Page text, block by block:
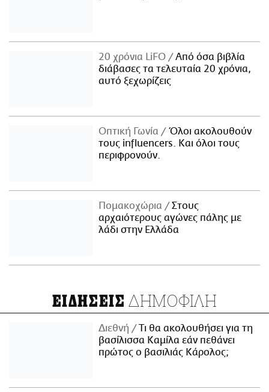
20 χρόνια LiFO
Από όσα βιβλία
διάβασες τα τελευταία 20 χρόνια,
αυτό ξεχωρίζεις
Οπτική Γωνία
Όλοι ακολουθούν
τους influencers. Και όλοι τους
περιφρονούν.
Πομακοχώρια
Στους
αρχαιότερους αγώνες πάλης με
λάδι στην Ελλάδα
ΕΙΔΗΣΕΙΣ ΔΗΜΟΦΙΛΗ
Διεθνή
Τι θα ακολουθήσει για τη
βασίλισσα Καμίλα εάν πεθάνει
πρώτος ο βασιλιάς Κάρολος;